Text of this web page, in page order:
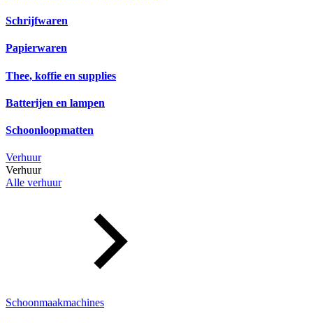
Schrijfwaren
Papierwaren
Thee, koffie en supplies
Batterijen en lampen
Schoonloopmatten
Verhuur
Verhuur
Alle verhuur
Schoonmaakmachines